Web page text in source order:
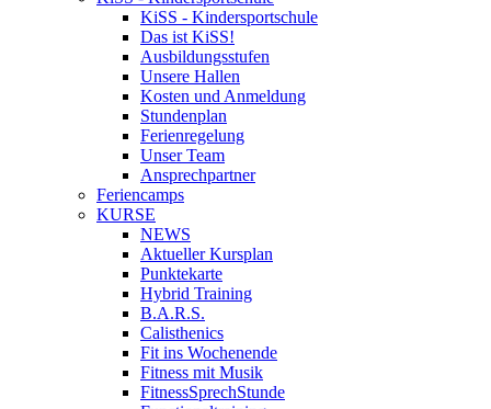
KiSS - Kindersportschule
Das ist KiSS!
Ausbildungsstufen
Unsere Hallen
Kosten und Anmeldung
Stundenplan
Ferienregelung
Unser Team
Ansprechpartner
Feriencamps
KURSE
NEWS
Aktueller Kursplan
Punktekarte
Hybrid Training
B.A.R.S.
Calisthenics
Fit ins Wochenende
Fitness mit Musik
FitnessSprechStunde